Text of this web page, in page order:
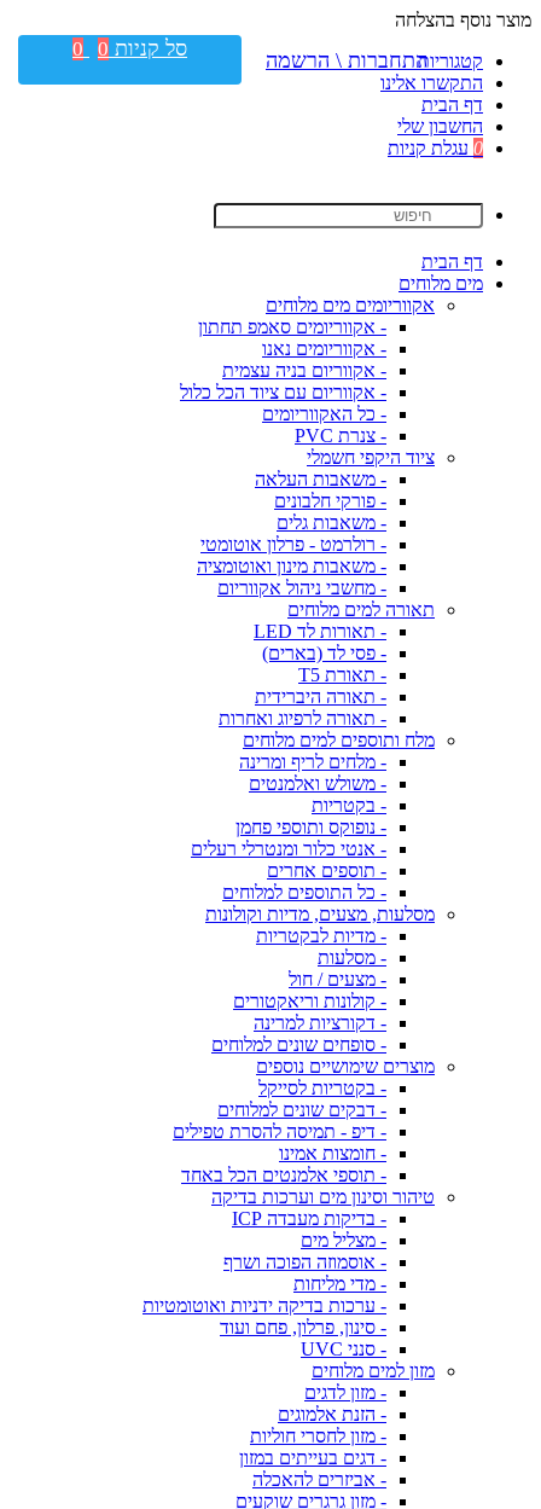
מוצר נוסף בהצלחה
קטגוריות
התקשרו אלינו
דף הבית
החשבון שלי
0 עגלת קניות
דף הבית
מים מלוחים
אקווריומים מים מלוחים
- אקווריומים סאמפ תחתון
- אקווריומים נאנו
- אקווריום בניה עצמית
- אקווריום עם ציוד הכל כלול
- כל האקווריומים
- צנרת PVC
ציוד היקפי חשמלי
- משאבות העלאה
- פורקי חלבונים
- משאבות גלים
- רולרמט - פרלון אוטומטי
- משאבות מינון ואוטומציה
- מחשבי ניהול אקווריום
תאורה למים מלוחים
- תאורות לד LED
- פסי לד (בארים)
- תאורת T5
- תאורה היברידית
- תאורה לרפיוג ואחרות
מלח ותוספים למים מלוחים
- מלחים לריף ומרינה
- משולש ואלמנטים
- בקטריות
- נופוקס ותוספי פחמן
- אנטי כלור ומנטרלי רעלים
- תוספים אחרים
- כל התוספים למלוחים
מסלעות, מצעים, מדיות וקולונות
- מדיות לבקטריות
- מסלעות
- מצעים / חול
- קולונות וריאקטורים
- דקורציות למרינה
- סופחים שונים למלוחים
מוצרים שימושיים נוספים
- בקטריות לסייקל
- דבקים שונים למלוחים
- דיפ - תמיסה להסרת טפילים
- חומצות אמינו
- תוספי אלמנטים הכל באחד
טיהור וסינון מים וערכות בדיקה
- בדיקות מעבדה ICP
- מצליל מים
- אוסמוזה הפוכה ושרף
- מדי מליחות
- ערכות בדיקה ידניות ואוטומטיות
- סינון, פרלון, פחם ועוד
- סנני UVC
מזון למים מלוחים
- מזון לדגים
- הזנת אלמוגים
- מזון לחסרי חוליות
- דגים בעייתים במזון
- אביזרים להאכלה
- מזון גרגרים שוקעים
התחברות \ הרשמה סל קניות 0
0